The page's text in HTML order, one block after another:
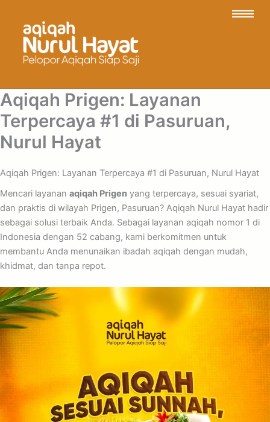
Aqiqah Prigen: Layanan
Terpercaya #1 di Pasuruan,
Nurul Hayat
Aqiqah Prigen: Layanan Terpercaya #1 di Pasuruan, Nurul Hayat
Mencari layanan aqiqah Prigen yang terpercaya, sesuai syariat,
dan praktis di wilayah Prigen, Pasuruan? Aqiqah Nurul Hayat hadir
sebagai solusi terbaik Anda. Sebagai layanan aqiqah nomor 1 di
Indonesia dengan 52 cabang, kami berkomitmen untuk
membantu Anda menunaikan ibadah aqiqah dengan mudah,
khidmat, dan tanpa repot.